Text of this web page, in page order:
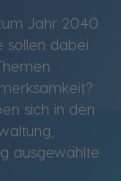
Jahr 2040
sollen dabei
sich in den
ausgewählte